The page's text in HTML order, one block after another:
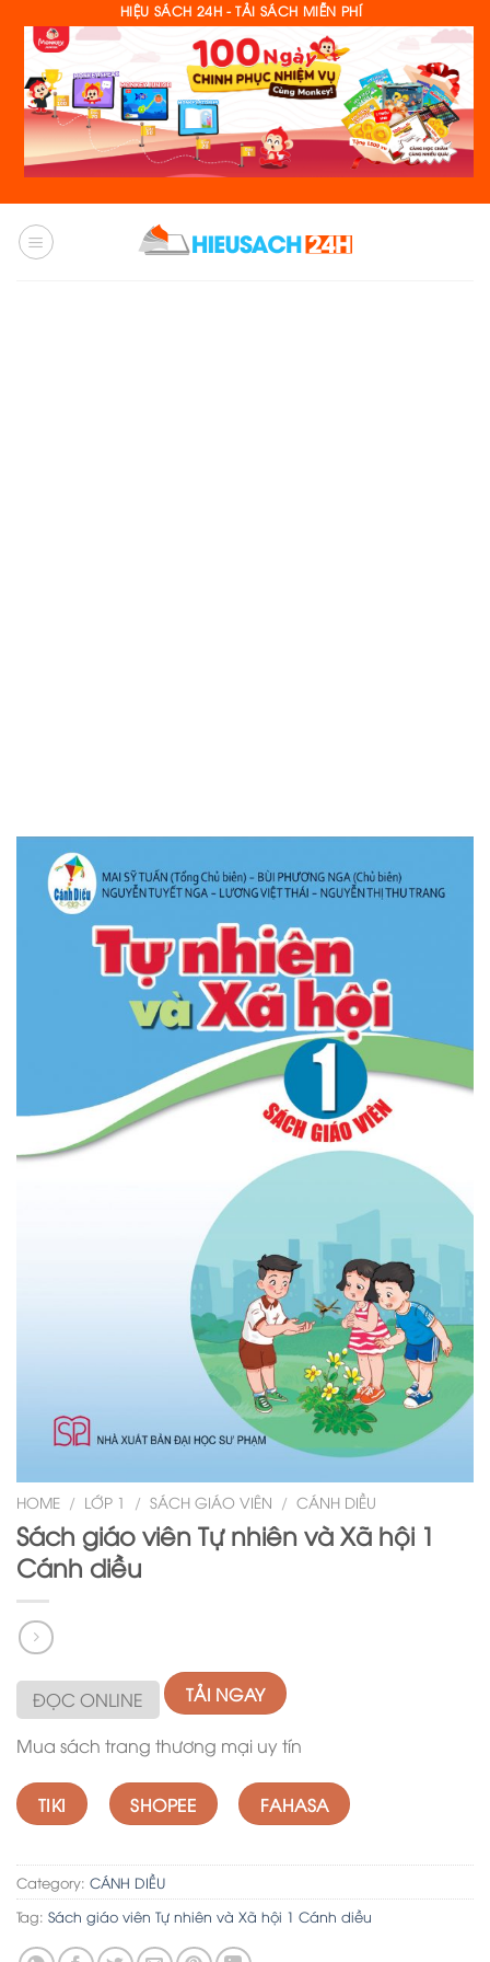
content
HIỆU SÁCH 24H - TẢI SÁCH MIỄN PHÍ
HOME / LỚP 1 / SÁCH GIÁO VIÊN / CÁNH DIỀU
Sách giáo viên Tự nhiên và Xã hội 1
Cánh diều
ĐỌC ONLINE TẢI NGAY
Mua sách trang thương mại uy tín
TIKI SHOPEE FAHASA
Category: CÁNH DIỀU
Tag: Sách giáo viên Tự nhiên và Xã hội 1 Cánh diều